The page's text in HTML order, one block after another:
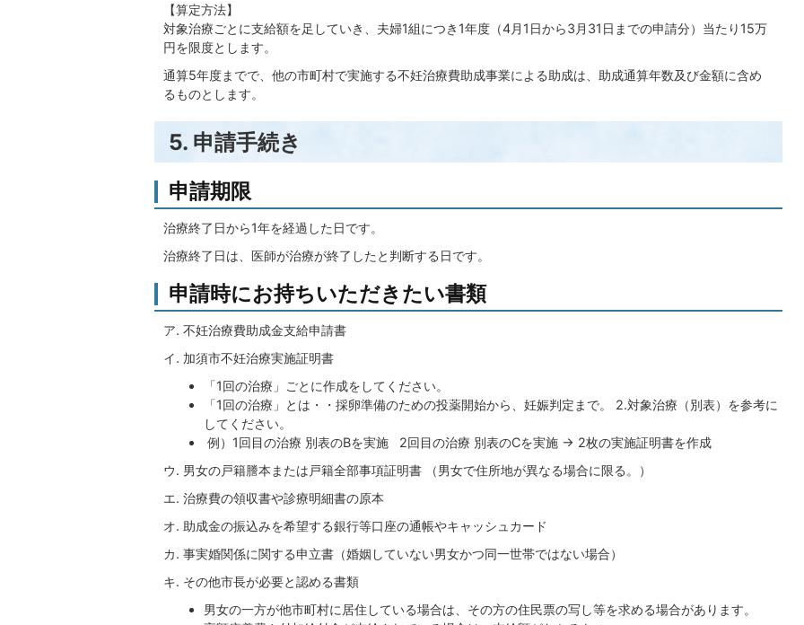
【算定方法】
対象治療ごとに支給額を足していき、夫婦1組につき1年度（4月1日から3月31日までの申請分）当たり15万
円を限度とします。
通算5年度までで、他の市町村で実施する不妊治療費助成事業による助成は、助成通算年数及び金額に含め
るものとします。
5. 申請手続き
申請期限
治療終了日から1年を経過した日です。
治療終了日は、医師が治療が終了したと判断する日です。
申請時にお持ちいただきたい書類
ア. 不妊治療費助成金支給申請書
イ. 加須市不妊治療実施証明書
「1回の治療」ごとに作成をしてください。
「1回の治療」とは・・採卵準備のための投薬開始から、妊娠判定まで。 2.対象治療（別表）を参考に
してください。
例）1回目の治療 別表のBを実施 2回目の治療 別表のCを実施 → 2枚の実施証明書を作成
ウ. 男女の戸籍謄本または戸籍全部事項証明書 （男女で住所地が異なる場合に限る。）
エ. 治療費の領収書や診療明細書の原本
オ. 助成金の振込みを希望する銀行等口座の通帳やキャッシュカード
カ. 事実婚関係に関する申立書（婚姻していない男女かつ同一世帯ではない場合）
キ. その他市長が必要と認める書類
男女の一方が他市町村に居住している場合は、その方の住民票の写し等を求める場合があります。